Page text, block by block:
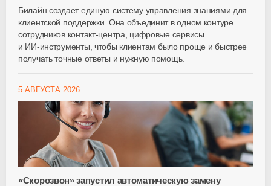
Билайн создает единую систему управления знаниями для
клиентской поддержки. Она объединит в одном контуре
сотрудников контакт-центра , цифровые сервисы
и ИИ-инструменты , чтобы клиентам было проще и быстрее
получать точные ответы и нужную помощь.
5 АВГУСТА 2026
«Скорозвон» запустил автоматическую замену